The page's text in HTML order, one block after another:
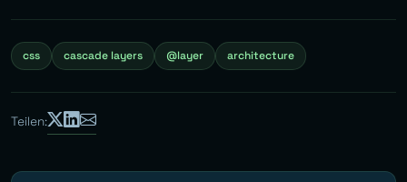
css cascade layers @layer architecture
Teilen: